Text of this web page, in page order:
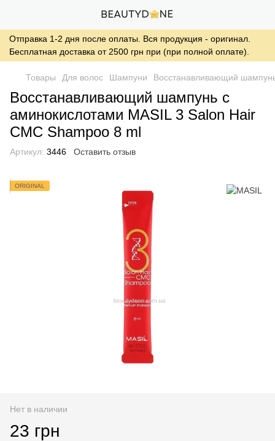
Отправка 1-2 дня после оплаты. Вся продукция - оригинал.
Бесплатная доставка от 2500 грн при (при полной оплате).
Товары Для волос Шампуни Восстанавливающий
Восстанавливающий шампунь с
аминокислотами MASIL 3 Salon Hair
CMC Shampoo 8 ml
Артикул: 3446 Оставить отзыв
ORIGINAL
Нет в наличии
23 грн